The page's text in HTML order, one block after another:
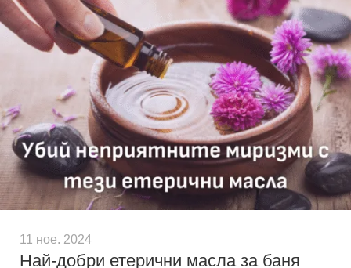
11 ное. 2024
Най-добри етерични масла за баня